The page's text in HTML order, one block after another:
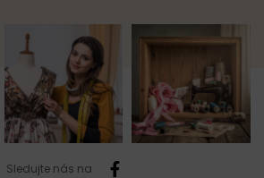
Sledujte nás na